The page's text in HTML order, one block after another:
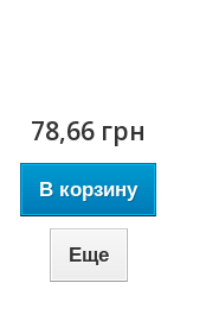
78,66 грн
В корзину
Еще